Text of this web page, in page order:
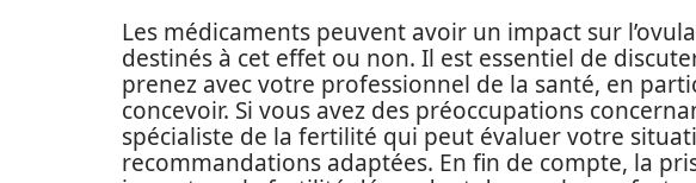
Les médicaments peuvent avoir un impact sur
destinés à cet effet ou non. Il est essentiel de
prenez avec votre professionnel de la santé, en
concevoir. Si vous avez des préoccupations
spécialiste de la fertilité qui peut évaluer votre
recommandations adaptées. En fin de compte, la